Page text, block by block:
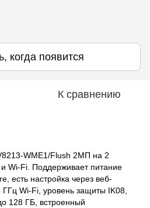
когда появится
К сравнению
WME1/Flush 2МП на 2
Wi-Fi. Поддерживает питание
есть настройка через веб-
Wi-Fi, уровень защиты IK08,
128 ГБ, встроенный